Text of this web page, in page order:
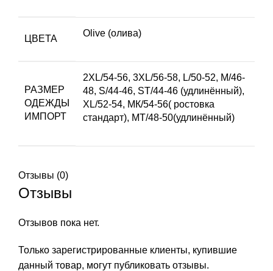
ЦВЕТА
Olive (олива)
РАЗМЕР
ОДЕЖДЫ
ИМПОРТ
2XL/54-56, 3XL/56-58, L/50-52, M/46-
48, S/44-46, ST/44-46 (удлинённый),
XL/52-54, МК/54-56( ростовка
стандарт), МТ/48-50(удлинённый)
Отзывы (0)
Отзывы
Отзывов пока нет.
Только зарегистрированные клиенты, купившие
данный товар, могут публиковать отзывы.